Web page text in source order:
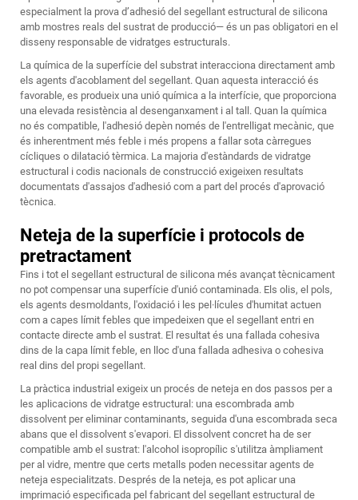
especialment la prova d’adhesió del segellant estructural de silicona
amb mostres reals del sustrat de producció— és un pas obligatori en el
disseny responsable de vidratges estructurals.
La química de la superfície del substrat interacciona directament amb
els agents d'acoblament del segellant. Quan aquesta interacció és
favorable, es produeix una unió química a la interfície, que proporciona
una elevada resistència al desenganxament i al tall. Quan la química
no és compatible, l'adhesió depèn només de l'entrelligat mecànic, que
és inherentment més feble i més propens a fallar sota càrregues
cícliques o dilatació tèrmica. La majoria d'estàndards de vidratge
estructural i codis nacionals de construcció exigeixen resultats
documentats d'assajos d'adhesió com a part del procés d'aprovació
tècnica.
Neteja de la superfície i protocols de
pretractament
Fins i tot el segellant estructural de silicona més avançat tècnicament
no pot compensar una superfície d'unió contaminada. Els olis, el pols,
els agents desmoldants, l'oxidació i les pel·lícules d'humitat actuen
com a capes límit febles que impedeixen que el segellant entri en
contacte directe amb el sustrat. El resultat és una fallada cohesiva
dins de la capa límit feble, en lloc d'una fallada adhesiva o cohesiva
real dins del propi segellant.
La pràctica industrial exigeix un procés de neteja en dos passos per a
les aplicacions de vidratge estructural: una escombrada amb
dissolvent per eliminar contaminants, seguida d'una escombrada seca
abans que el dissolvent s'evapori. El dissolvent concret ha de ser
compatible amb el sustrat: l'alcohol isopropílic s'utilitza àmpliament
per al vidre, mentre que certs metalls poden necessitar agents de
neteja especialitzats. Després de la neteja, es pot aplicar una
imprimació especificada pel fabricant del segellant estructural de